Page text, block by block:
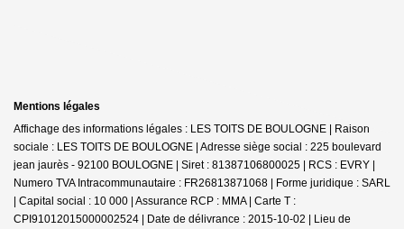
Mentions légales
Affichage des informations légales : LES TOITS DE BOULOGNE | Raison
sociale : LES TOITS DE BOULOGNE | Adresse siège social : 225 boulevard
jean jaurès - 92100 BOULOGNE | Siret : 81387106800025 | RCS : EVRY |
Numero TVA Intracommunautaire : FR26813871068 | Forme juridique : SARL
| Capital social : 10 000 | Assurance RCP : MMA | Carte T :
CPI91012015000002524 | Date de délivrance : 2015-10-02 | Lieu de